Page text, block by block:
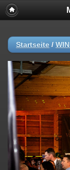
Startseite /